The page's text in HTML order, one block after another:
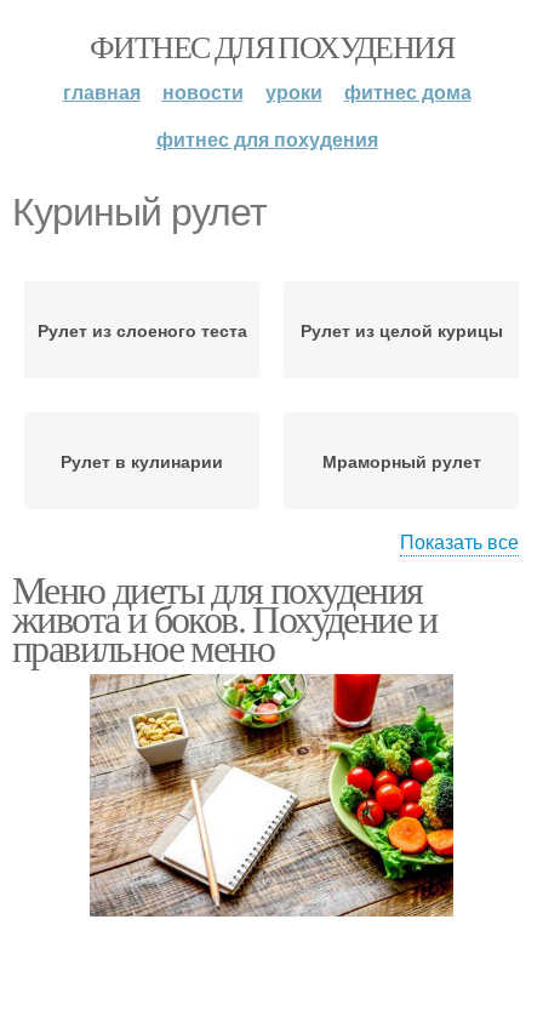
ФИТНЕС ДЛЯ ПОХУДЕНИЯ
главная новости уроки
фитнес дома
фитнес для похудения
Куриный рулет
Рулет из слоеного теста Рулет из целой курицы
Рулет в кулинарии Мраморный рулет
Рулет в бутылке
Показать все
Меню диеты для похудения
живота и боков. Похудение и
правильное меню